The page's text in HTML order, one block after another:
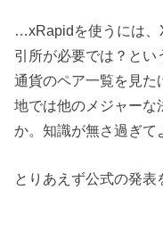
…xRapidを使うには、
引所が必要では？と
通貨のペア一覧を見た
地では他のメジャーな
か。知識が無さ過ぎて
とりあえず公式の発表